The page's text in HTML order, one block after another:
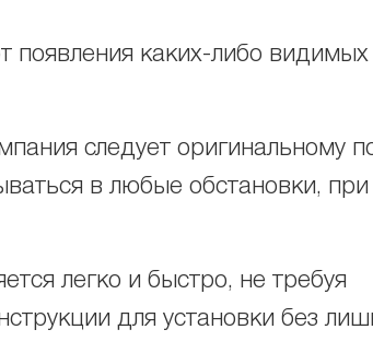
появления каких-либо видимых
следует оригинальному
в любые обстановки, при
легко и быстро, не требуя
для установки без